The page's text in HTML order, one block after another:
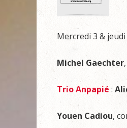
Mercredi 3 &
Michel Gaechter
Trio Anpapié :
Youen Cadiou,